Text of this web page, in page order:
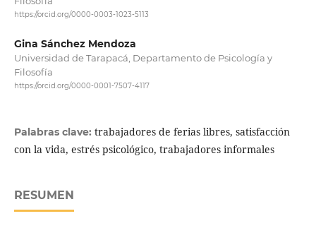
https://orcid.org/0000-0003-1023-5113
Gina Sánchez Mendoza
Universidad de Tarapacá, Departamento de Psicología y
Filosofía
https://orcid.org/0000-0001-7507-4117
Palabras clave: trabajadores de ferias libres, satisfacción
con la vida, estrés psicológico, trabajadores informales
RESUMEN